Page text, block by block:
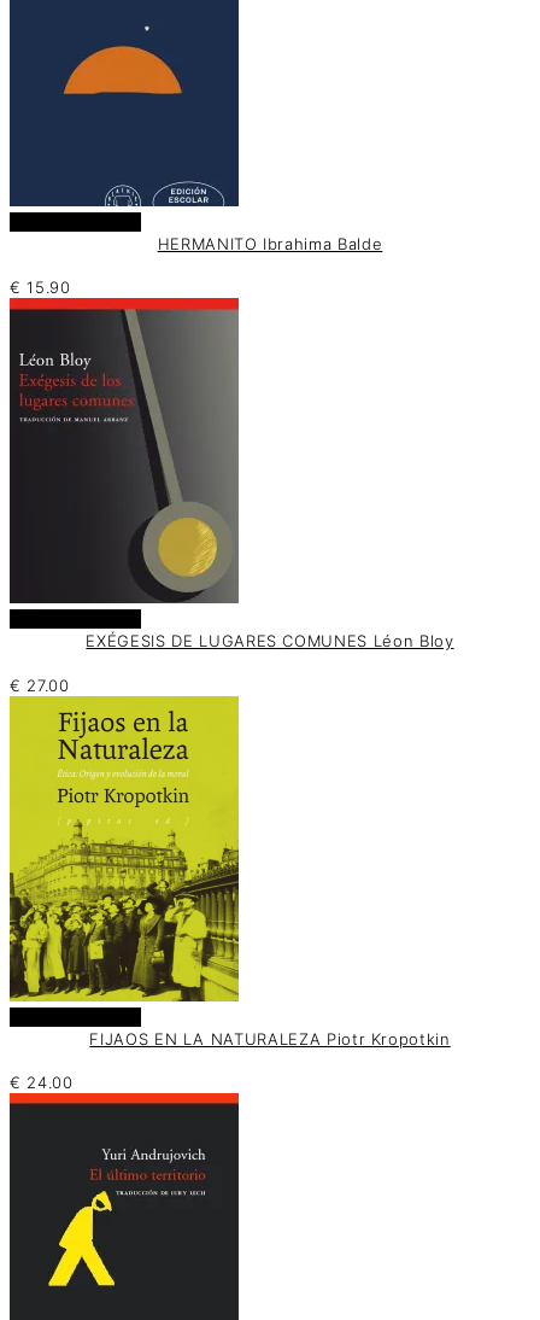
HERMANITO Ibrahima Balde
€ 15.90
EXÉGESIS DE LUGARES COMUNES Léon Bloy
€ 27.00
FIJAOS EN LA NATURALEZA Piotr Kropotkin
€ 24.00